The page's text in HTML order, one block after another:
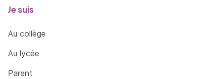
Je suis
Au collège
Au lycée
Parent